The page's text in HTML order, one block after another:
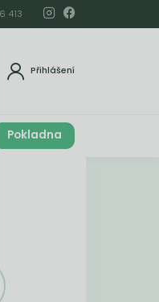
413
Přihlášení
Pokladna